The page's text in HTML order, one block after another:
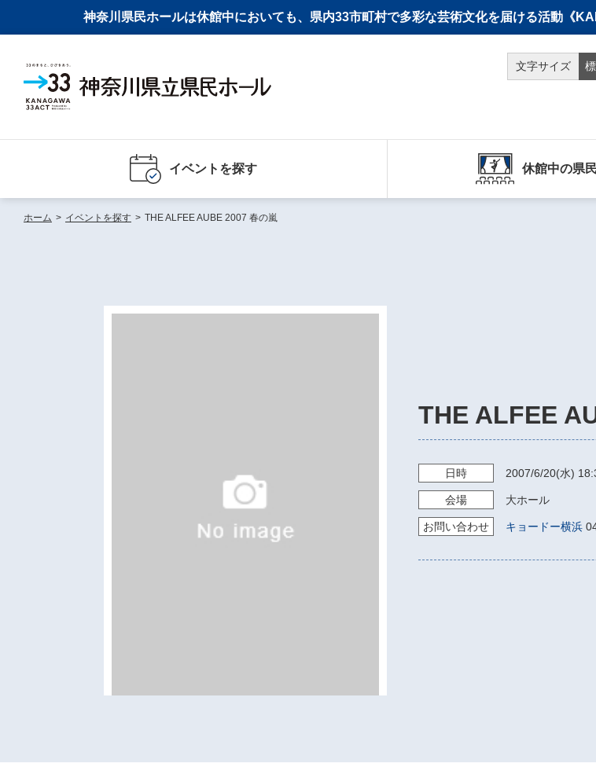
神奈川県民ホールは休館中においても、県内33市町村で多彩な芸術文化を届ける活動《
文字サイズ
イベントを探す 休館中の県
ホーム > イベントを探す > THE ALFEE AUBE 2007 春の嵐
THE ALFEE
日時 2007/6/20(水)
会場 大ホール
お問い合わせ キョードー横浜